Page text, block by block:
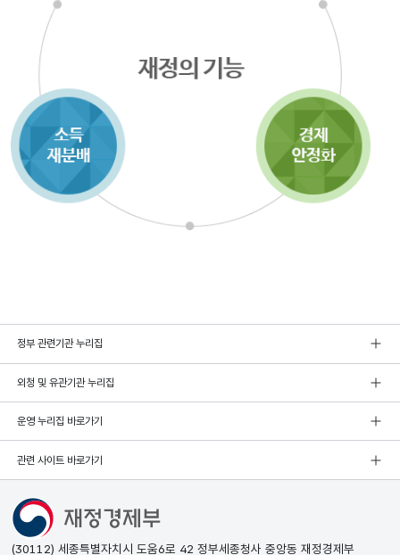
정부 관련기관 누리집
외청 및 유관기관 누리집
운영 누리집 바로가기
관련 사이트 바로가기
(30112) 세종특별자치시 도움6로 42 정부세종청사 중앙동 재정경제부